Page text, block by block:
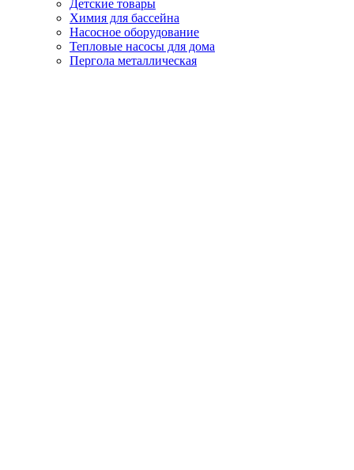
Детские товары
Химия для бассейна
Насосное оборудование
Тепловые насосы для дома
Пергола металлическая